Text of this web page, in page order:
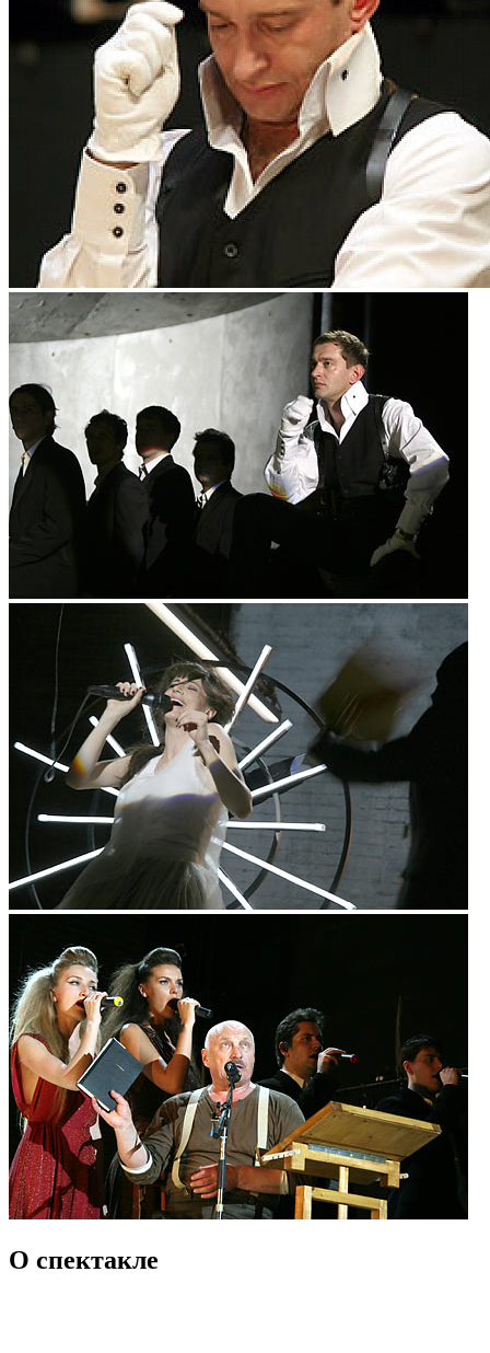
О спектакле